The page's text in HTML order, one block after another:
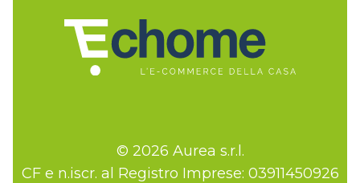
© 2026 Aurea s.r.l.
CF e n.iscr. al Registro Imprese: 03911450926